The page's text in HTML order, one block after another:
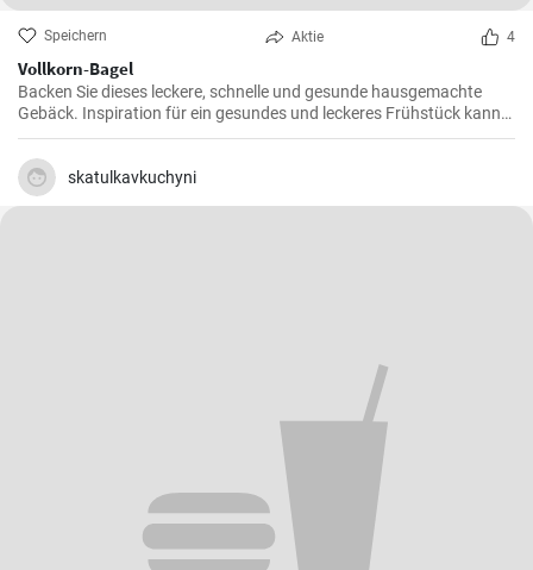
Speichern Aktie 4
Vollkorn-Bagel
Backen Sie dieses leckere, schnelle und gesunde hausgemachte
Gebäck. Inspiration für ein gesundes und leckeres Frühstück kann
man nie genug haben.
skatulkavkuchyni